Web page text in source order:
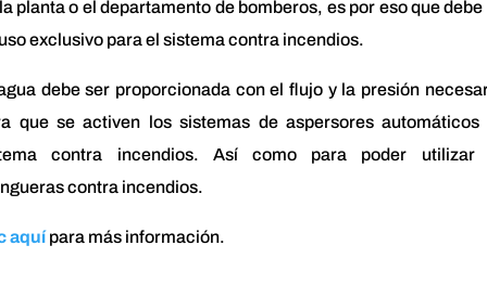
planta o el departamento de bomberos, es por eso que debe
exclusivo para el sistema contra incendios.
debe ser proporcionada con el flujo y la presión
que se activen los sistemas de aspersores automáticos
contra incendios. Así como para poder utilizar
contra incendios.
aquípara más información.